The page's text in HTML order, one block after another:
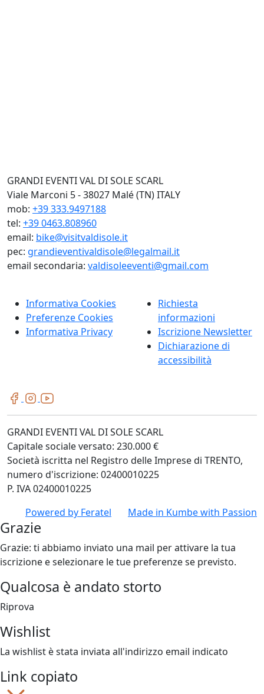
GRANDI EVENTI VAL DI SOLE SCARL
Viale Marconi 5 - 38027 Malé (TN) ITALY
mob: +39 333.9497188
tel: +39 0463.808960
email: bike@visitvaldisole.it
pec: grandieventivaldisole@legalmail.it
email secondaria: valdisoleeventi@gmail.com
Informativa Cookies
Preferenze Cookies
Informativa Privacy
Richiesta
informazioni
Iscrizione Newsletter
Dichiarazione di
accessibilità
GRANDI EVENTI VAL DI SOLE SCARL
Capitale sociale versato: 230.000 €
Società iscritta nel Registro delle Imprese di TRENTO,
numero d'iscrizione: 02400010225
P. IVA 02400010225
Powered by Feratel Made in Kumbewith Passion
Grazie
Grazie: ti abbiamo inviato una mail per attivare la tua
iscrizione e selezionare le tue preferenze se previsto.
Qualcosa è andato storto
Riprova
Wishlist
La wishlist è stata inviata all'indirizzo email indicato
Link copiato